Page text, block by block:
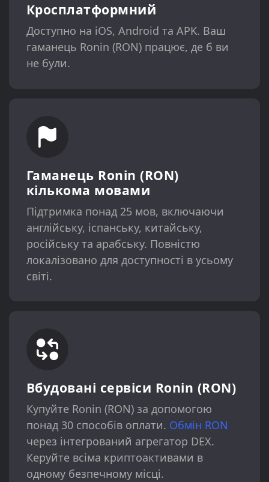
Кросплатформний
Доступно на iOS, Android та APK. Ваш
гаманець Ronin (RON) працює, де б ви
не були.
Гаманець Ronin (RON)
кількома мовами
Підтримка понад 25 мов, включаючи
англійську, іспанську, китайську,
російську та арабську. Повністю
локалізовано для доступності в усьому
світі.
Вбудовані сервіси Ronin (RON)
Купуйте Ronin (RON) за допомогою
понад 30 способів оплати. Обмін RON
через інтегрований агрегатор DEX.
Керуйте всіма криптоактивами в
одному безпечному місці.